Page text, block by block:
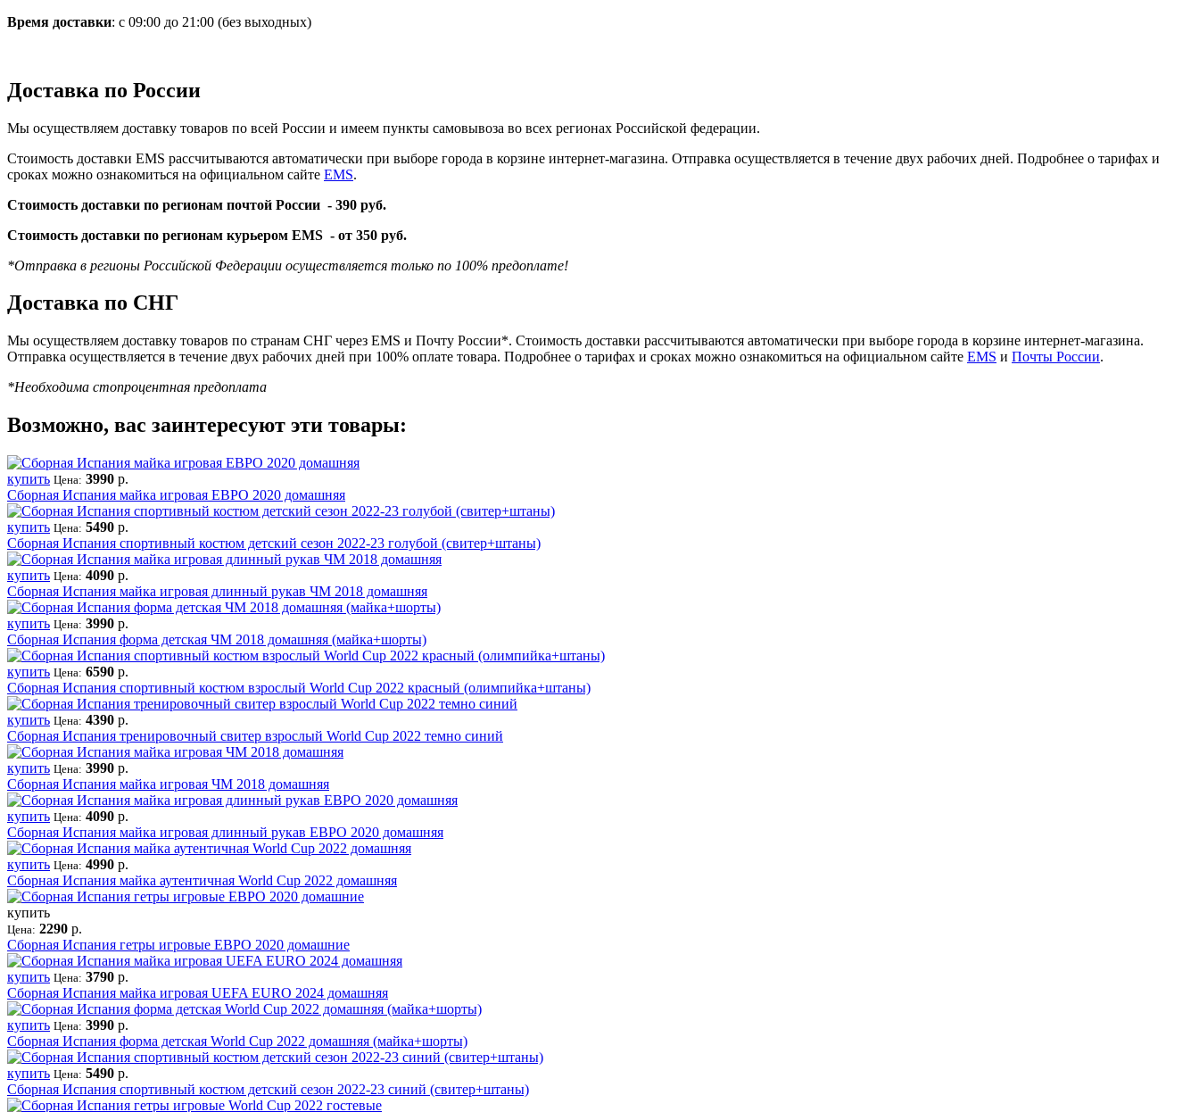
Время доставки: с 09:00 до 21:00 (без выходных)
Доставка по России
Мы осуществляем доставку товаров по всей России и имеем пункты самовывоза во всех регионах Российской федерации.
Стоимость доставки EMS рассчитываются автоматически при выборе города в корзине интернет-магазина. Отправка осуществляется в течение двух рабочих дней. Подробнее о тарифах и
сроках можно ознакомиться на официальном сайте EMS.
Стоимость доставки по регионам почтой России - 390 руб.
Стоимость доставки по регионам курьером EMS - от 350 руб.
*Отправка в регионы Российской Федерации осуществляется только по 100% предоплате!
Доставка по СНГ
Мы осуществляем доставку товаров по странам СНГ через EMS и Почту России*. Стоимость доставки рассчитываются автоматически при выборе города в корзине интернет-магазина.
Отправка осуществляется в течение двух рабочих дней при 100% оплате товара. Подробнее о тарифах и сроках можно ознакомиться на официальном сайте EMS и Почты России.
*Необходима стопроцентная предоплата
Возможно, вас заинтересуют эти товары:
купить Цена: 3990 р.
Сборная Испания майка игровая ЕВРО 2020 домашняя
купить Цена: 5490 р.
Сборная Испания спортивный костюм детский сезон 2022-23 голубой (свитер+штаны)
купить Цена: 4090 р.
Сборная Испания майка игровая длинный рукав ЧМ 2018 домашняя
купить Цена: 3990 р.
Сборная Испания форма детская ЧМ 2018 домашняя (майка+шорты)
купить Цена: 6590 р.
Сборная Испания спортивный костюм взрослый World Cup 2022 красный (олимпийка+штаны)
купить Цена: 4390 р.
Сборная Испания тренировочный свитер взрослый World Cup 2022 темно синий
купить Цена: 3990 р.
Сборная Испания майка игровая ЧМ 2018 домашняя
купить Цена: 4090 р.
Сборная Испания майка игровая длинный рукав ЕВРО 2020 домашняя
купить Цена: 4990 р.
Сборная Испания майка аутентичная World Cup 2022 домашняя
купить
Цена: 2290 р.
Сборная Испания гетры игровые ЕВРО 2020 домашние
купить Цена: 3790 р.
Сборная Испания майка игровая UEFA EURO 2024 домашняя
купить Цена: 3990 р.
Сборная Испания форма детская World Cup 2022 домашняя (майка+шорты)
купить Цена: 5490 р.
Сборная Испания спортивный костюм детский сезон 2022-23 синий (свитер+штаны)